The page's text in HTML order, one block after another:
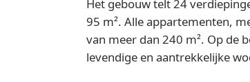
Het gebouw telt 24
95 m². Alle appartementen,
van meer dan 240 m². Op de
levendige en aantrekkelijke